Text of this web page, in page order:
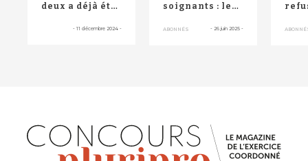
deux a déjà été
violences
- 11 décembre 2024 -
soignants : le
renforce les
ABONNÉS - 26 juin 2025 -